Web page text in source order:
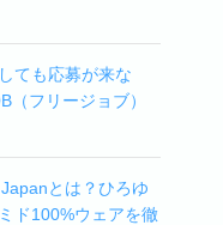
ても応募が来な
フリージョブ）
とは？ひろゆ
ド100%ウェアを徹